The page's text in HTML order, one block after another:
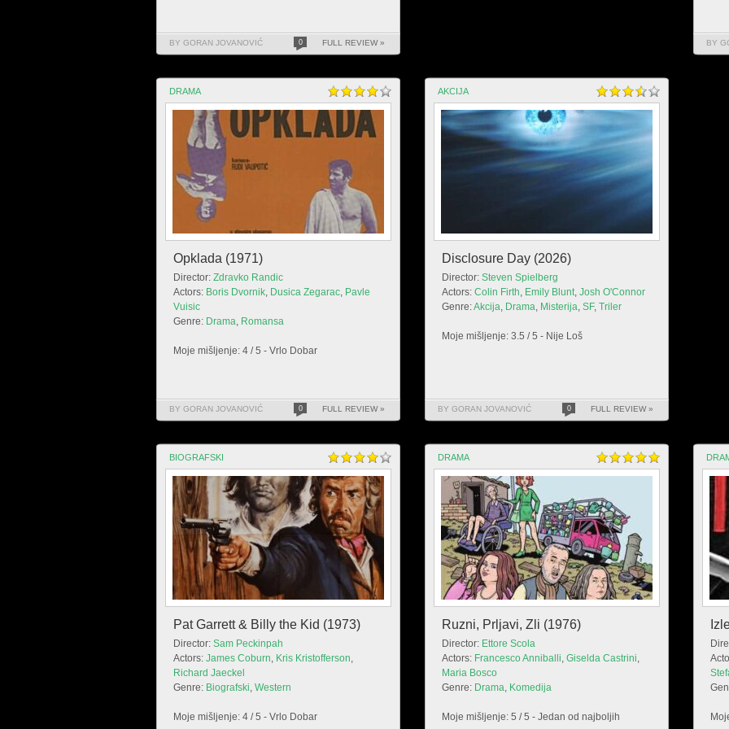
BY GORAN JOVANOVIĆ 0 FULL REVIEW » BY
DRAMA
Opklada (1971)
Director: Zdravko Randic
Actors: Boris Dvornik, Dusica Zegarac, Pavle
Vuisic
Genre: Drama, Romansa
Moje mišljenje: 4 / 5 - Vrlo Dobar
BY GORAN JOVANOVIĆ 0 FULL REVIEW »
AKCIJA
Disclosure Day (2026)
Director: Steven Spielberg
Actors: Colin Firth, Emily Blunt, Josh O'Connor
Genre:Akcija, Drama, Misterija, SF, Triler
Moje mišljenje: 3.5 / 5 - Nije Loš
BY GORAN JOVANOVIĆ 0 FULL REVIEW »
BIOGRAFSKI
Pat Garrett & Billy the Kid (1973)
Director: Sam Peckinpah
Actors: James Coburn, Kris Kristofferson,
Richard Jaeckel
Genre: Biografski, Western
Moje mišljenje: 4 / 5 - Vrlo Dobar
DRAMA
Ruzni, Prljavi, Zli (1976)
Director: Ettore Scola
Actors: Francesco Anniballi, Giselda Castrini,
Maria Bosco
Genre: Drama, Komedija
Moje mišljenje: 5 / 5 - Jedan od najboljih